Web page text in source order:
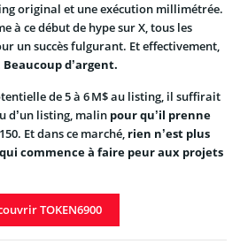
original et une exécution millimétrée.
à ce début de hype sur X, tous les
un succès fulgurant. Et effectivement,
d’argent.
de 5 à 6 M$ au listing, il suffirait
d’un listing, malin pour qu’il prenne
Et dans ce marché, rien n’est plus
commence à faire peur aux projets
TOKEN6900